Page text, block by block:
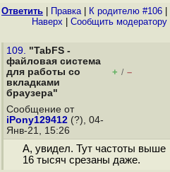
Ответить Правка| К родителю #106
Наверх
Cообщить модератору
109. "TabFS -
файловая система
для работы со
вкладками
браузера"
+ / –
Сообщение от
iPony129412 (?), 04-
Янв-21, 15:26
А, увидел. Тут частоты выше
16 тысяч срезаны даже.